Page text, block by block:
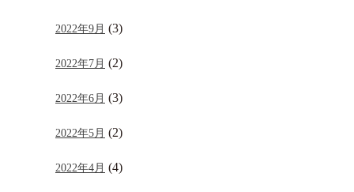
2022年9月 (3)
2022年7月 (2)
2022年6月 (3)
2022年5月 (2)
2022年4月 (4)